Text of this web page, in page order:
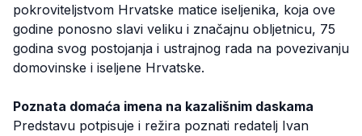
pokroviteljstvom Hrvatske matice iseljenika, koja ove
godine ponosno slavi veliku i značajnu obljetnicu, 75
godina svog postojanja i ustrajnog rada na povezivanju
domovinske i iseljene Hrvatske.
Poznata domaća imena na kazališnim daskama
Predstavu potpisuje i režira poznati redatelj Ivan